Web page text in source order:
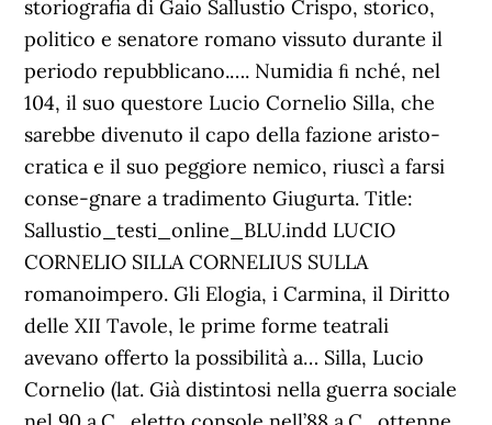
storiografia di Gaio Sallustio Crispo, storico,
politico e senatore romano vissuto durante il
periodo repubblicano.…. Numidia ﬁ nché, nel
104, il suo questore Lucio Cornelio Silla, che
sarebbe divenuto il capo della fazione aristo-
cratica e il suo peggiore nemico, riuscì a farsi
conse-gnare a tradimento Giugurta. Title:
Sallustio_testi_online_BLU.indd LUCIO
CORNELIO SILLA CORNELIUS SULLA
romanoimpero. Gli Elogia, i Carmina, il Diritto
delle XII Tavole, le prime forme teatrali
avevano offerto la possibilità a… Silla, Lucio
Cornelio (lat. Già distintosi nella guerra sociale